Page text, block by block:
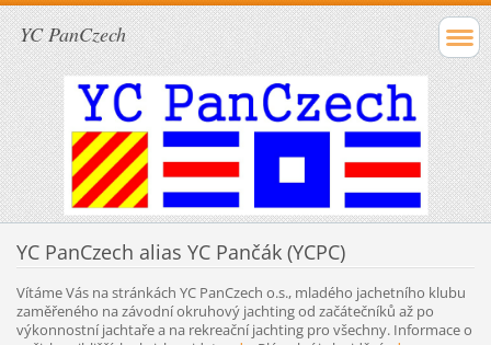
YC PanCzech
YC PanCzech alias YC Pančák (YCPC)
Vítáme Vás na stránkách YC PanCzech o.s., mladého jachetního klubu
zaměřeného na závodní okruhový jachting od začátečníků až po
výkonnostní jachtaře a na rekreační jachting pro všechny. Informace o